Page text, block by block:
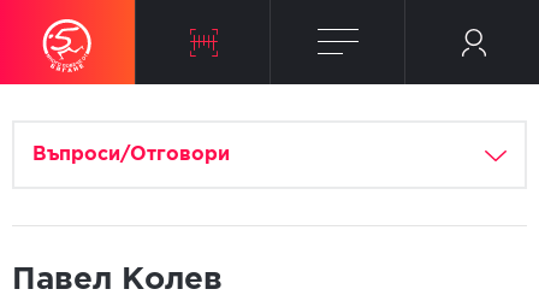
Въпроси/Отговори
Павел Колев